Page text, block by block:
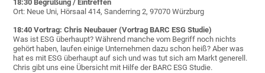
18:30 Begrüßung / Eintreffen
Ort: Neue Uni, Hörsaal 414, Sanderring 2, 97070 Würzburg
18:40 Vortrag: Chris Neubauer (Vortrag BARC ESG Studie)
Was ist ESG überhaupt? Während manche vom Begriff noch nichts
gehört haben, laufen einige Unternehmen dazu schon heiß? Aber was
hat es mit ESG überhaupt auf sich und was tut sich am Markt generell.
Chris gibt uns eine Übersicht mit Hilfe der BARC ESG Studie.